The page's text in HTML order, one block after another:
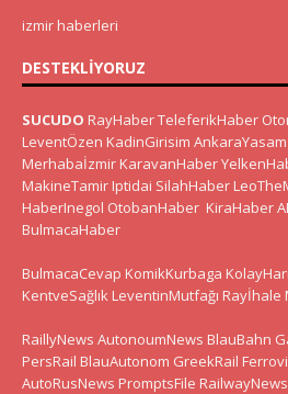
izmir haberleri
DESTEKLIYORUZ
SUCUDO RayHaberTeleferikHaber
LeventÖzen KadinGirisim AnkaraYasam
Merhabaİzmir KaravanHaber
MakineTamir Iptidai SilahHaber
HaberInegol OtobanHaber KiraHaber
BulmacaHaber
BulmacaCevap KomikKurbaga
KentveSağlık LeventinMutfağı Rayİhale
RaillyNews AutonoumNews BlauBahn
PersRail BlauAutonom GreekRail
AutoRusNews PromptsFile RailwayNews